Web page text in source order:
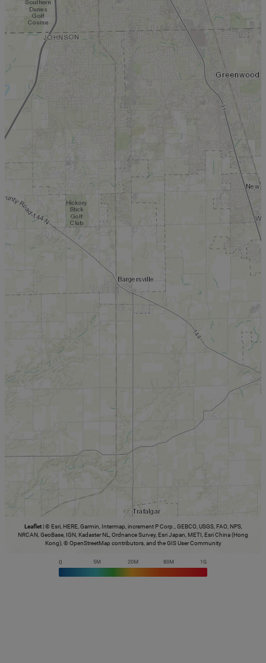
Leaflet |© Esri, HERE, Garmin, Intermap, increment P Corp., GEBCO, USGS, FAO, NPS,
NRCAN, GeoBase, IGN, Kadaster NL, Ordnance Survey, Esri Japan, METI, Esri China (Hong
Kong), © OpenStreetMap contributors, and the GIS User Community